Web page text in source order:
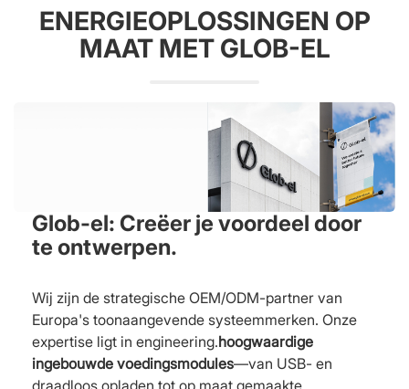
ENERGIEOPLOSSINGEN OP
MAAT MET GLOB-EL
Glob-el: Creëer je voordeel door
te ontwerpen.
Wij zijn de strategische OEM/ODM-partner van
Europa's toonaangevende systeemmerken. Onze
expertise ligt in engineering.hoogwaardige
ingebouwde voedingsmodules—van USB- en